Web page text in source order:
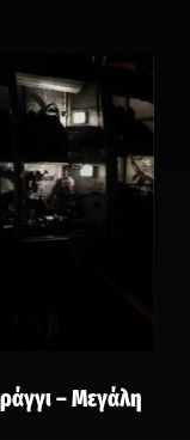
– Μεγάλη